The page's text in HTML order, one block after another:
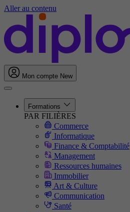
Aller au contenu
Mon compte New
Formations
PAR FILIÈRES
Commerce
Informatique
Finance & Comptabilité
Management
Ressources humaines
Immobilier
Art & Culture
Communication
Santé